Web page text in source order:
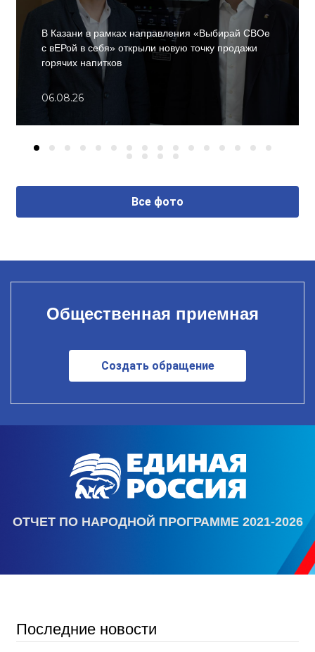
В Казани в рамках направления «Выбирай СВОе
с вЕРой в себя» открыли новую точку продажи
горячих напитков
06.08.26
Все фото
Общественная приемная
Создать обращение
ОТЧЕТ ПО НАРОДНОЙ ПРОГРАММЕ 2021-2026
Последние новости